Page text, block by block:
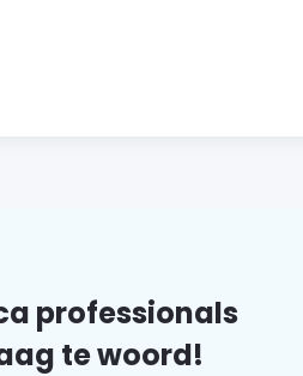
professionals
te woord!